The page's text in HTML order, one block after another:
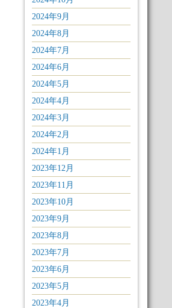
2024年9月
2024年8月
2024年7月
2024年6月
2024年5月
2024年4月
2024年3月
2024年2月
2024年1月
2023年12月
2023年11月
2023年10月
2023年9月
2023年8月
2023年7月
2023年6月
2023年5月
2023年4月